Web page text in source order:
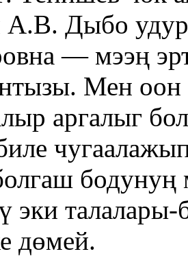
Дыбо
— мээң
Мен оон
аргалыг
эки
дөмей.